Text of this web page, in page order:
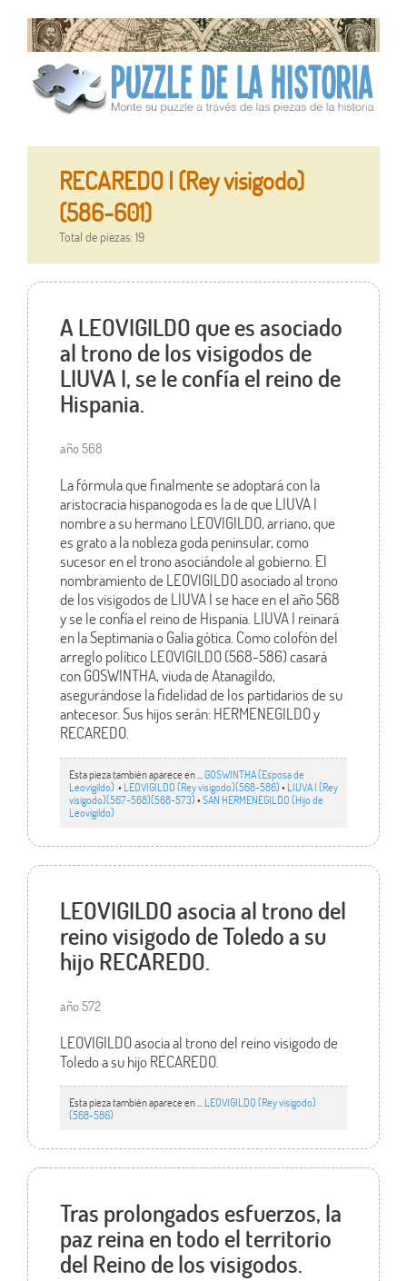
RECAREDO I (Rey visigodo)
(586-601)
Total de piezas: 19
A LEOVIGILDO que es asociado
al trono de los visigodos de
LIUVA I, se le confía el reino de
Hispania.
año 568
La fórmula que finalmente se adoptará con la
aristocracia hispanogoda es la de que LIUVA I
nombre a su hermano LEOVIGILDO, arriano, que
es grato a la nobleza goda peninsular, como
sucesor en el trono asociándole al gobierno. El
nombramiento de LEOVIGILDO asociado al trono
de los visigodos de LIUVA I se hace en el año 568
y se le confía el reino de Hispania. LIUVA I reinará
en la Septimania o Galia gótica. Como colofón del
arreglo político LEOVIGILDO (568-586) casará
con GOSWINTHA, viuda de Atanagildo,
asegurándose la fidelidad de los partidarios de su
antecesor. Sus hijos serán: HERMENEGILDO y
RECAREDO.
Esta pieza también aparece en ... GOSWINTHA (Esposa de
Leovigildo) • LEOVIGILDO (Rey visigodo)(568-586)• LIUVA I (Rey
visigodo)(567-568)(568-573)•SAN HERMENEGILDO (Hijo de
Leovigildo)
LEOVIGILDO asocia al trono del
reino visigodo de Toledo a su
hijo RECAREDO.
año 572
LEOVIGILDO asocia al trono del reino visigodo de
Toledo a su hijo RECAREDO.
Esta pieza también aparece en ... LEOVIGILDO (Rey visigodo)
(568-586)
Tras prolongados esfuerzos, la
paz reina en todo el territorio
del Reino de los visigodos.